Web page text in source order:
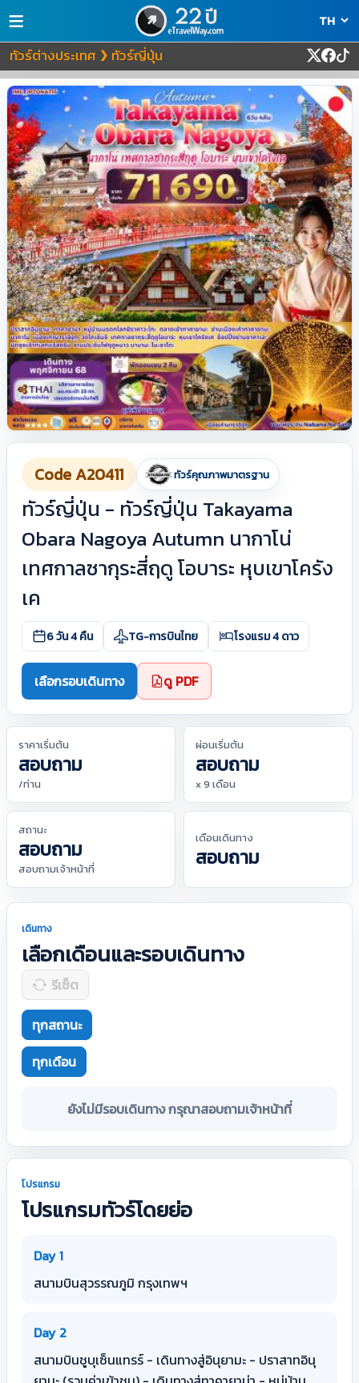
≡
ทัวร์ต่างประเทศ ❯ ทัวร์ญี่ปุ่น
Code A20411 ทัวร์คุณภาพมาตรฐาน
ทัวร์ญี่ปุ่น - ทัวร์ญี่ปุ่น Takayama
Obara Nagoya Autumn นากาโน่
เทศกาลซากุระสี่ฤดู โอบาระ หุบเขาโครัง
เค
6 วัน 4 คืน TG-การบินไทย โรงแรม 4 ดาว
เลือกรอบเดินทาง ดู PDF
ราคาเริ่มต้น
สอบถาม
/ท่าน
ผ่อนเริ่มต้น
สอบถาม
x 9 เดือน
สถานะ
สอบถาม
สอบถามเจ้าหน้าที่
เดือนเดินทาง
สอบถาม
เดินทาง
เลือกเดือนและรอบเดินทาง
รีเซ็ต
ทุกสถานะ
ทุกเดือน
ยังไม่มีรอบเดินทาง กรุณาสอบถามเจ้าหน้าที่
โปรแกรม
โปรแกรมทัวร์โดยย่อ
Day 1
สนามบินสุวรรณภูมิ กรุงเทพฯ
Day 2
สนามบินชูบุเซ็นแทรร์ - เดินทางสู่อินุยามะ - ปราสาทอินุ